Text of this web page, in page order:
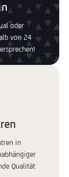
oder
von 24
in
Qualität